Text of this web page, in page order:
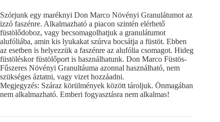
Szórjunk egy maréknyi Don Marco Növényi Granulátumot az
izzó faszénre. Alkalmazható a piacon szintén elérhető
füstölődoboz, vagy becsomagolhatjuk a granulátumot
alufóliába, amin kis lyukakat szúrva bocsátja a füstöt. Ebben
az esetben is helyezzük a faszénre az alufólia csomagot. Hideg
füstöléskor füstölőport is használhatunk. Don Marco Füstös-
Fűszeres Növényi Granultáuma azonnal használható, nem
szükséges áztatni, vagy vizet hozzáadni.
Megjegyzés: Száraz körülmények között tároljuk. Önmagában
nem alkalmazható. Emberi fogyasztásra nem alkalmas!